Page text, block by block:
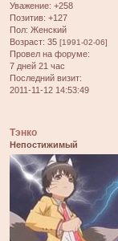
Уважение: +258
Позитив: +127
Пол: Женский
Возраст: 35 [1991-02-06]
Провел на форуме:
7 дней 21 час
Последний визит:
2011-11-12 14:53:49
Тэнко
Непостижимый